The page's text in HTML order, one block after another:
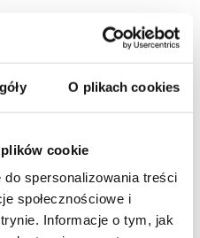
O plikach cookies
cookie
spersonalizowania treści
społecznościowe i
Informacje o tym, jak
Portfel,
(27 obiektów
o łącznej wartości
najmu wynoszącej 1,2
polskich miastach
i potencjale wzrostu.
i innowacyjnie
w ten sposób rozwój ich